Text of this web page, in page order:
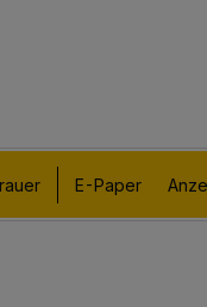
E-Paper